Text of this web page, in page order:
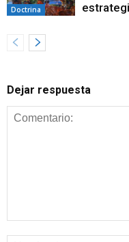
Doctrina
Dejar respuesta